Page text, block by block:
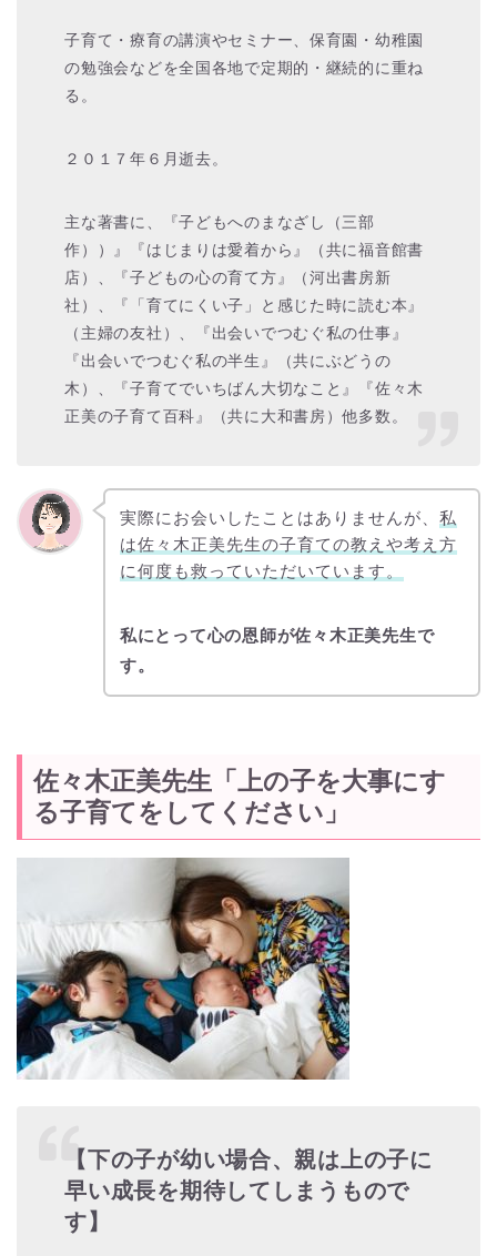
子育て・療育の講演やセミナー、保育園・幼稚園
の勉強会などを全国各地で定期的・継続的に重ね
る。
２０１７年６月逝去。
主な著書に、『子どもへのまなざし（三部
作））』『はじまりは愛着から』（共に福音館書
店）、『子どもの心の育て方』（河出書房新
社）、『「育てにくい子」と感じた時に読む本』
（主婦の友社）、『出会いでつむぐ私の仕事』
『出会いでつむぐ私の半生』（共にぶどうの
木）、『子育てでいちばん大切なこと』『佐々木
正美の子育て百科』（共に大和書房）他多数。
実際にお会いしたことはありませんが、 私
は佐々木正美先生の子育ての教えや考え方
に何度も救っていただいています。
私にとって心の恩師が佐々木正美先生で
す。
佐々木正美先生「上の子を大事にす
る子育てをしてください」
【下の子が幼い場合、親は上の子に
早い成長を期待してしまうもので
す】